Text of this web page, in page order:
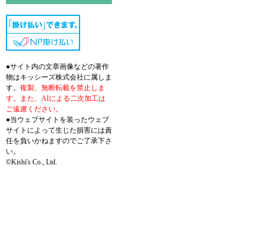
●サイト内の文章画像などの著作
物はキッシーズ株式会社に属しま
す。 複製、無断転載を禁止しま
す。また、AIによる二次加工は
ご遠慮ください。
●当ウェブサイトを装ったウェブ
サイトによって生じた損害には責
任を負いかねますのでご了承下さ
い。
©Kishi's Co., Ltd.